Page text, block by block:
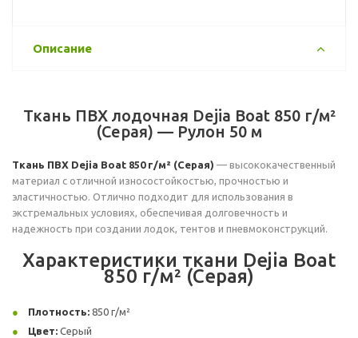
Описание
Ткань ПВХ лодочная Dejia Boat 850 г/м²
(Серая) — Рулон 50 м
Ткань ПВХ Dejia Boat 850 г/м² (Серая) — высококачественный
материал с отличной износостойкостью, прочностью и
эластичностью. Отлично подходит для использования в
экстремальных условиях, обеспечивая долговечность и
надежность при создании лодок, тентов и пневмоконструкций.
Характеристики ткани Dejia Boat
850 г/м² (Серая)
Плотность: 850 г/м²
Цвет: Серый